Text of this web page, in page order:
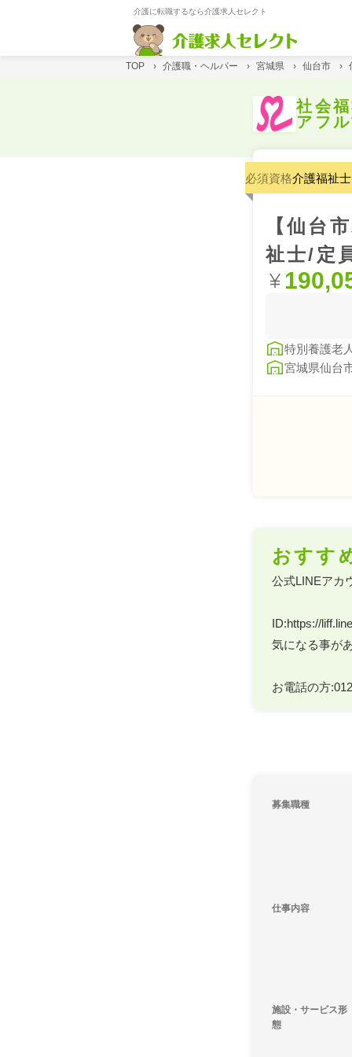
介護に転職するなら介護求人セレクト
TOP › 介護職・ヘルパー › 宮城県 › 仙台市 ›
社会
アフ
必須資格介護福祉士
【仙台
祉士/定
特別養護老
宮城県仙台
おすす
公式LINEアカ
ID:https://
気になる事が
お電話の方
募集職種
仕事内容
施設・サービス形
態